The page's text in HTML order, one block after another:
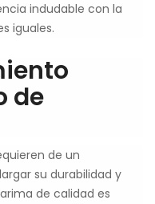
indudable con la
iguales.
de
de un
su durabilidad y
de calidad es